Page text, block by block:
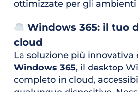
ottimizzate per gli ambienti
Windows 365: il tuo
cloud
Windows 365, il desktop
completo in cloud,